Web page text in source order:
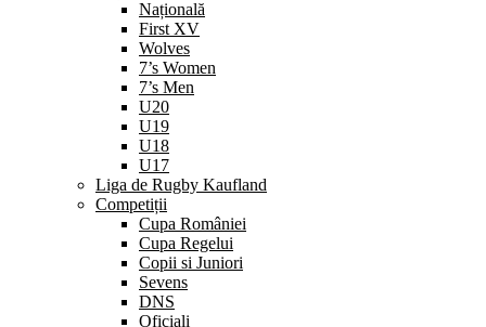
Națională
First XV
Wolves
7’s Women
7’s Men
U20
U19
U18
U17
Liga de Rugby Kaufland
Competiții
Cupa României
Cupa Regelui
Copii si Juniori
Sevens
DNS
Oficiali